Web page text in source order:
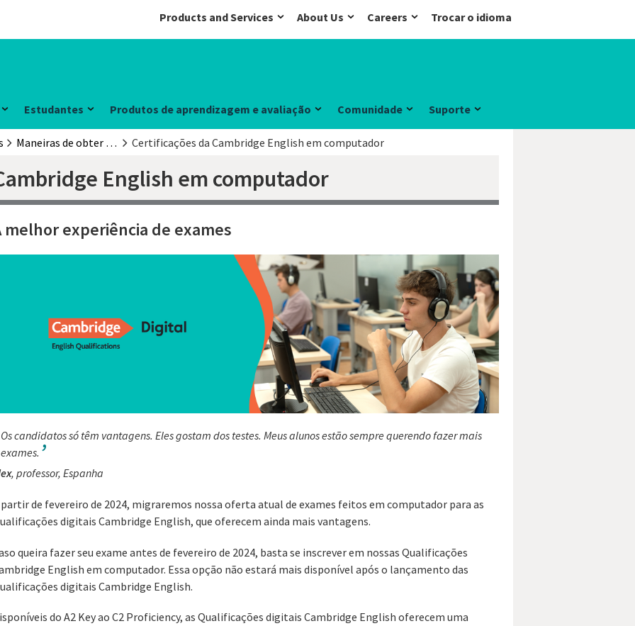
Products and Services About Us Careers Trocar o idioma
Estudantes Produtos de aprendizagem e avaliação Comunidade Suporte
Maneiras de obter sua qualificação Cambridge English Certificações da Cambridge English em computador
English em computador
melhor experiência de exames
Os candidatos só têm vantagens. Eles gostam dos testes. Meus alunos estão sempre querendo fazer mais
exames.
, professor, Espanha
partir de fevereiro de 2024, migraremos nossa oferta atual de exames feitos em computador para as
digitais Cambridge English, que oferecem ainda mais vantagens.
queira fazer seu exame antes de fevereiro de 2024, basta se inscrever em nossas Qualificações
English em computador. Essa opção não estará mais disponível após o lançamento das
digitais Cambridge English.
do A2 Key ao C2 Proficiency, as Qualificações digitais Cambridge English oferecem uma